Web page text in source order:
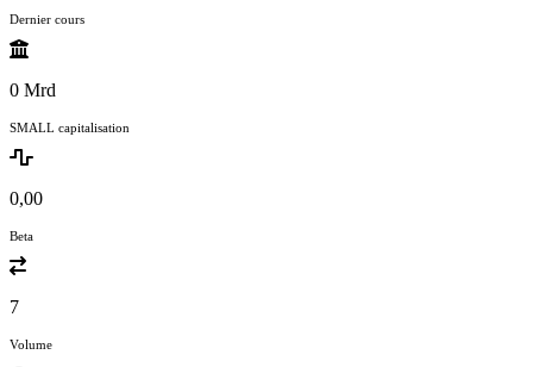
Dernier cours
0 Mrd
SMALL capitalisation
0,00
Beta
7
Volume